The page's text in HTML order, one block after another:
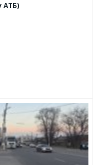
АТБ)